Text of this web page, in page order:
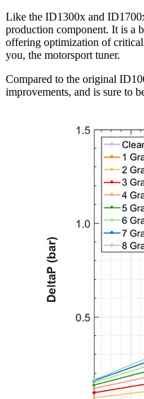
Like the ID1300x and
production component. It is a
offering optimization of
you, the motorsport tuner.
Compared to the original
improvements, and is sure to